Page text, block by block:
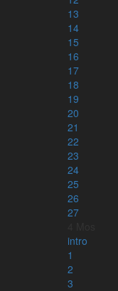
13
14
15
16
17
18
19
20
21
22
23
24
25
26
27
intro
1
2
3
info@karnbibeln.se
Stöd arbetet